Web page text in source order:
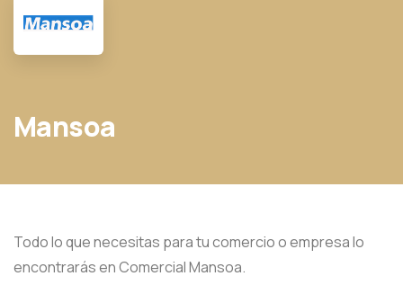
Mansoa
Todo lo que necesitas para tu comercio o empresa lo
encontrarás en Comercial Mansoa.